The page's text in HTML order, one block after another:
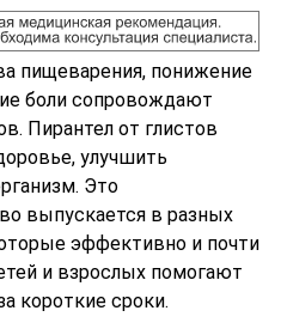
пищеварения, понижение
боли сопровождают
Пирантел от глистов
улучшить
Это
выпускается в разных
эффективно и почти
и взрослых помогают
короткие сроки.